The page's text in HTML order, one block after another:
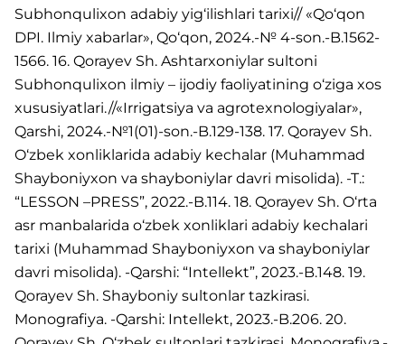
Subhonqulixon adabiy yig‘ilishlari tarixi// «Qo‘qon
DPI. Ilmiy xabarlar», Qo‘qon, 2024.-№ 4-son.-B.1562-
1566. 16. Qorayev Sh. Ashtarxoniylar sultoni
Subhonqulixon ilmiy – ijodiy faoliyatining o‘ziga xos
xususiyatlari.//«Irrigatsiya va agrotexnologiyalar»,
Qarshi, 2024.-№1(01)-son.-B.129-138. 17. Qorayev Sh.
O‘zbek xonliklarida adabiy kechalar (Muhammad
Shayboniyxon va shayboniylar davri misolida). -T.:
“LESSON –PRESS”, 2022.-B.114. 18. Qorayev Sh. O‘rta
asr manbalarida o‘zbek xonliklari adabiy kechalari
tarixi (Muhammad Shayboniyxon va shayboniylar
davri misolida). -Qarshi: “Intellekt”, 2023.-B.148. 19.
Qorayev Sh. Shayboniy sultonlar tazkirasi.
Monografiya. -Qarshi: Intellekt, 2023.-B.206. 20.